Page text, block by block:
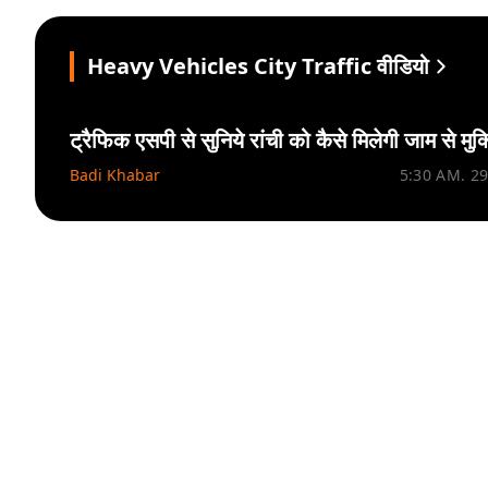
Heavy Vehicles City Traffic वीडियो
ट्रैफिक एसपी से सुनिये रांची को कैसे मिलेगी जाम से
Badi Khabar 5:30 AM.